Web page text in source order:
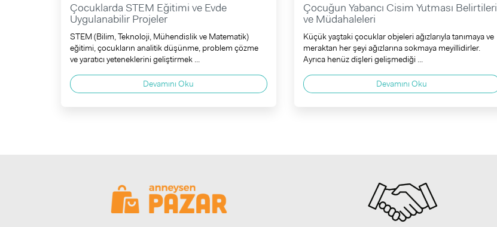
Çocuklarda STEM Eğitimi ve Evde
Uygulanabilir Projeler
STEM (Bilim, Teknoloji, Mühendislik ve Matematik)
eğitimi, çocukların analitik düşünme, problem çözme
ve yaratıcı yeteneklerini geliştirmek ...
Devamını Oku
Çocuğun Yabancı Cisim Yutması Belirtileri
ve Müdahaleleri
Küçük yaştaki çocuklar objeleri ağızlarıyla tanımaya ve
meraktan her şeyi ağızlarına sokmaya meyillidirler.
Ayrıca henüz dişleri gelişmediği ...
Devamını Oku